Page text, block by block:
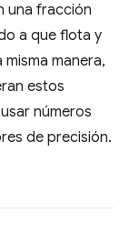
una fracción
a que flota y
manera,
estos
números
de precisión.